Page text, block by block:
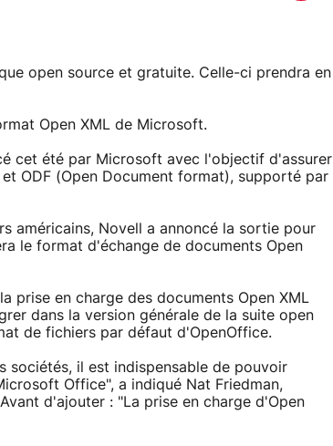
open source et gratuite. Celle-ci prendra en
Open XML de Microsoft.
cet été par Microsoft avec l'objectif d'assurer
ODF (Open Document format), supporté par
américains, Novell a annoncé la sortie pour
le format d'échange de documents Open
prise en charge des documents Open XML
dans la version générale de la suite open
de fichiers par défaut d'OpenOffice.
sociétés, il est indispensable de pouvoir
Office", a indiqué Nat Friedman,
d'ajouter : "La prise en charge d'Open